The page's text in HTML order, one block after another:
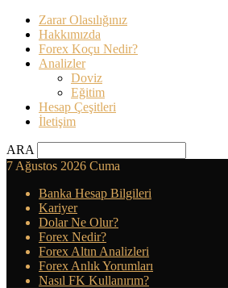
Zarar Olasılığınız
Hakkımızda
Forex Koçu Nedir?
Analizler
Doviz
Eğitim
Hesap Çeşitleri
İletişim
ARA
7 Ağustos 2026 Cuma
Banka Hesap Bilgileri
Kariyer
Dolar Ne Olur?
Forex Nedir?
Forex Altın Analizleri
Forex Anlık Yorumları
Nasıl FK Kullanırım?